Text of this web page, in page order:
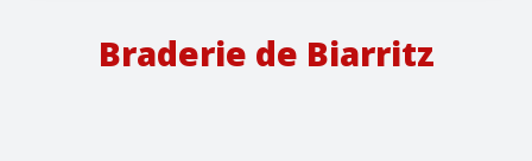
Braderie de Biarritz